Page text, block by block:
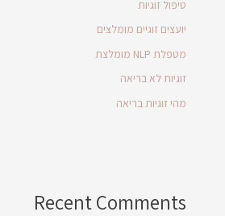
טיפול זוגיות
יועצים זוגיים מומלצים
מטפלת NLP מומלצת
זוגיות לא בריאה
מהי זוגיות בריאה
Recent Comments